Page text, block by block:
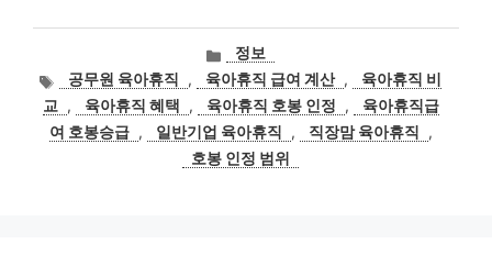
카
테
고
리
정보
태공무원 육아휴직 , 육아휴직 급여 계산 ,
육아휴직 비
교
, 육아휴직 혜택 , 육아휴직 호봉 인정 ,
육아휴직급
여 호봉승급 , 일반기업 육아휴직 , 직장맘 육아휴직
,
호봉 인정 범위